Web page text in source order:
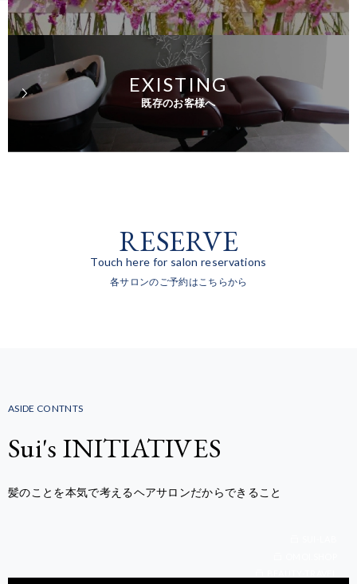
既存のお客様へ
EXISTING
RESERVE
Touch here for salon reservations
各サロンのご予約はこちらから
ASIDE CONTNTS
Sui's INITIATIVES
髪のことを本気で考えるヘアサロンだからできること